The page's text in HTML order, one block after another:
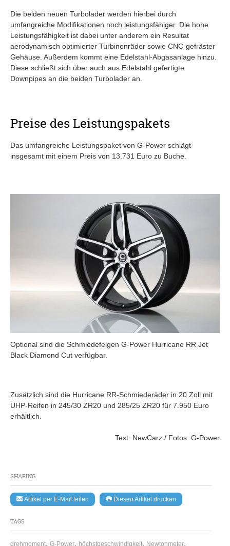
SHARING
Artikel per E-Mail teilen Diesen Artikel drucken
TAGS
drehmoment, G-Power, höchstgeschwindigkeit, Newtonmeter,
Die beiden neuen Turbolader werden hierbei durch
umfangreiche Modifikationen noch leistungsfähiger. Die hohe
Leistungsfähigkeit ist dabei unter anderem ein Resultat
aerodynamisch optimierter Turbinenräder sowie CNC-gefräster
Gehäuse. Außerdem kommt eine Edelstahl-Abgasanlage hinzu.
Diese schließt sich über auch aus Edelstahl gefertigte
Downpipes an die beiden Turbolader an.
Preise des Leistungspakets
Das umfangreiche Leistungspaket von G-Power schlägt
insgesamt mit einem Preis von 13.731 Euro zu Buche.
Optional sind die Schmiedefelgen G-Power Hurricane RR Jet
Black Diamond Cut verfügbar.
Zusätzlich sind die Hurricane RR-Schmiederäder in 20 Zoll mit
UHP-Reifen in 245/30 ZR20 und 285/25 ZR20 für 7.950 Euro
erhältlich.
Text: NewCarz / Fotos: G-Power